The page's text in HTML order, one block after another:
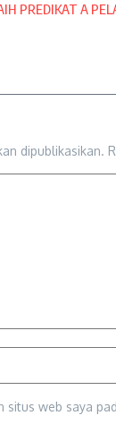
PREDIKAT A
dipublikasikan.
situs web saya